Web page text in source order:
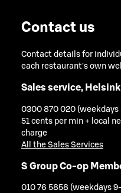
Contact us
Contact details for
each restaurant's own
Sales service,
0300 870 020 (weekdays
51 cents per min + local
charge
All the Sales Services
S Group Co-op
010 76 5858 (weekdays